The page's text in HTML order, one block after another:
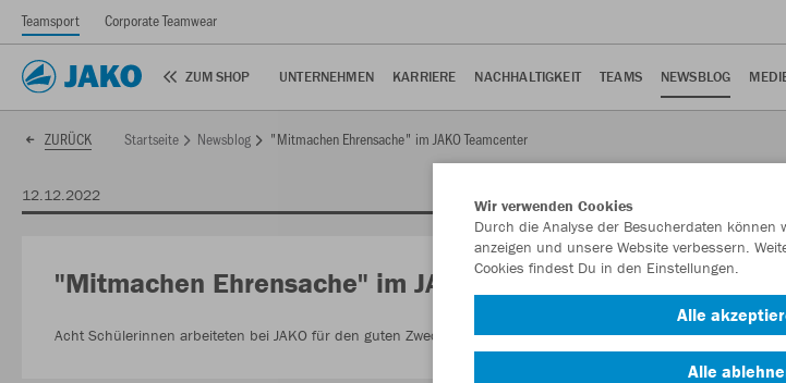
Teamsport Corporate Teamwear
ZUM SHOP UNTERNEHMEN KARRIERE NACHHALTIGKEIT TEAMS NEWSBLOG
ZURÜCK Startseite Newsblog "Mitmachen Ehrensache" im JAKO Teamcenter
12.12.2022
"Mitmachen Ehrensache" im JAKO Teamcenter
Acht Schülerinnen arbeiteten bei JAKO für den guten Zweck
Wir verwenden Cookies
Durch die Analyse der Besucherdaten können
anzeigen und unsere Website verbessern.
Cookies findest Du in den Einstellungen.
Alle
Alle